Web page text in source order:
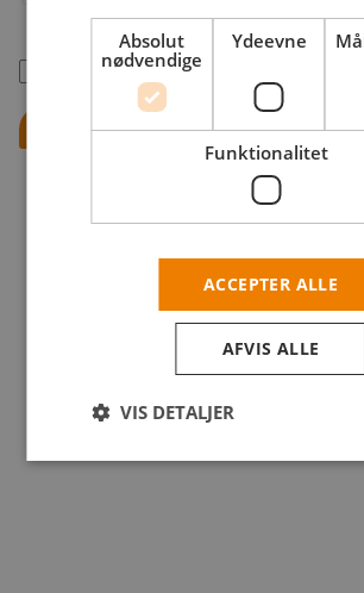
Husk mig
Log ind
Absolut
nødvendige
Ydeevne
Funktionalitet
ACCEPTER ALLE
AFVIS ALLE
VIS DETALJER